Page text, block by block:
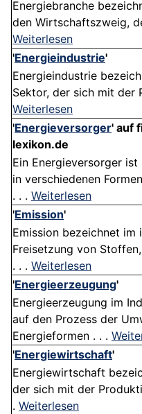
Energiebranche
den Wirtschaftszweig,
Weiterlesen
'Energieindustrie'
Energieindustrie
Sektor, der sich mit der
Weiterlesen
'Energieversorger' auf
lexikon.de
Ein Energieversorger
in verschiedenen
. . . Weiterlesen
'Emission'
Emission bezeichnet
Freisetzung von
. . . Weiterlesen
'Energieerzeugung'
Energieerzeugung im
auf den Prozess der
Energieformen . . .
'Energiewirtschaft'
Energiewirtschaft
der sich mit der
. Weiterlesen